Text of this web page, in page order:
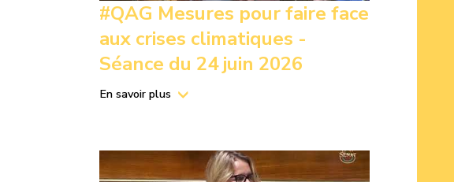
#QAG Mesures pour faire face
aux crises climatiques -
Séance du 24 juin 2026
En savoir plus